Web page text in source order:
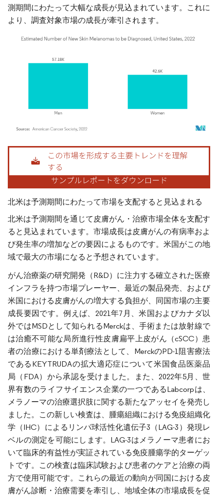
測期間にわたって大幅な成長が見込まれています。これに
より、調査対象市場の成長が牽引されます。
画像 © Mordor Intelligence。再利用にはCC BY 4.0の表示が必要です。
北米は予測期間にわたって市場を支配すると見込まれる
北米は予測期間を通じて皮膚がん・治療市場全体を支配す
ると見込まれています。市場成長は皮膚がんの有病率およ
び発生率の増加などの要因によるものです。米国がこの地
域で最大の市場になると予想されています。
がん治療薬の研究開発（R&D）に注力する確立された医療
インフラを持つ市場プレーヤー、最近の製品発売、および
米国における皮膚がんの増大する負担が、同国市場の主要
成長要因です。例えば、2021年7月、米国およびカナダ以
外ではMSDとして知られるMerckは、手術または放射線で
は治癒不可能な局所進行性皮膚扁平上皮がん（cSCC）患
者の治療における単剤療法として、MerckのPD-1阻害療法
であるKEYTRUDAの拡大適応症について米国食品医薬品
局（FDA）から承認を受けました。また、2022年5月、世
界有数のライフサイエンス企業の一つであるLabcorpは、
メラノーマの治療選択肢に関する新たなアッセイを発売し
ました。この新しい検査は、腫瘍組織における免疫組織化
学（IHC）によるリンパ球活性化遺伝子3（LAG-3）発現レ
ベルの測定を可能にします。LAG-3はメラノーマ患者にお
いて臨床的有益性が実証されている免疫腫瘍学的ターゲッ
トです。この検査は臨床試験および患者のケアと治療の両
方で使用可能です。これらの最近の動向が同国における皮
膚がん診断・治療需要を牽引し、地域全体の市場成長を促